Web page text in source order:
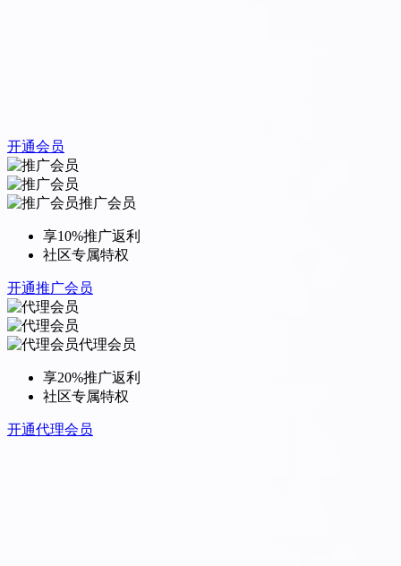
开通会员
推广会员
享10%推广返利
社区专属特权
开通推广会员
代理会员
享20%推广返利
社区专属特权
开通代理会员